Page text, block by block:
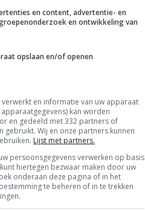
BELEID
Privacy
en content, advertentie- en
en ontwikkeling van
opslaan en/of openen
en informatie van uw apparaat
kan worden
en gedeeld met 332 partners of
Wij en onze partners kunnen
Lijst met partners.
persoonsgegevens verwerken op basis
hiertegen bezwaar maken door uw
onderaan deze pagina of in het
te beheren of in te trekken